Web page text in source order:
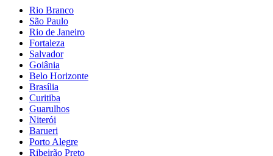
Rio Branco
São Paulo
Rio de Janeiro
Fortaleza
Salvador
Goiânia
Belo Horizonte
Brasília
Curitiba
Guarulhos
Niterói
Barueri
Porto Alegre
Ribeirão Preto